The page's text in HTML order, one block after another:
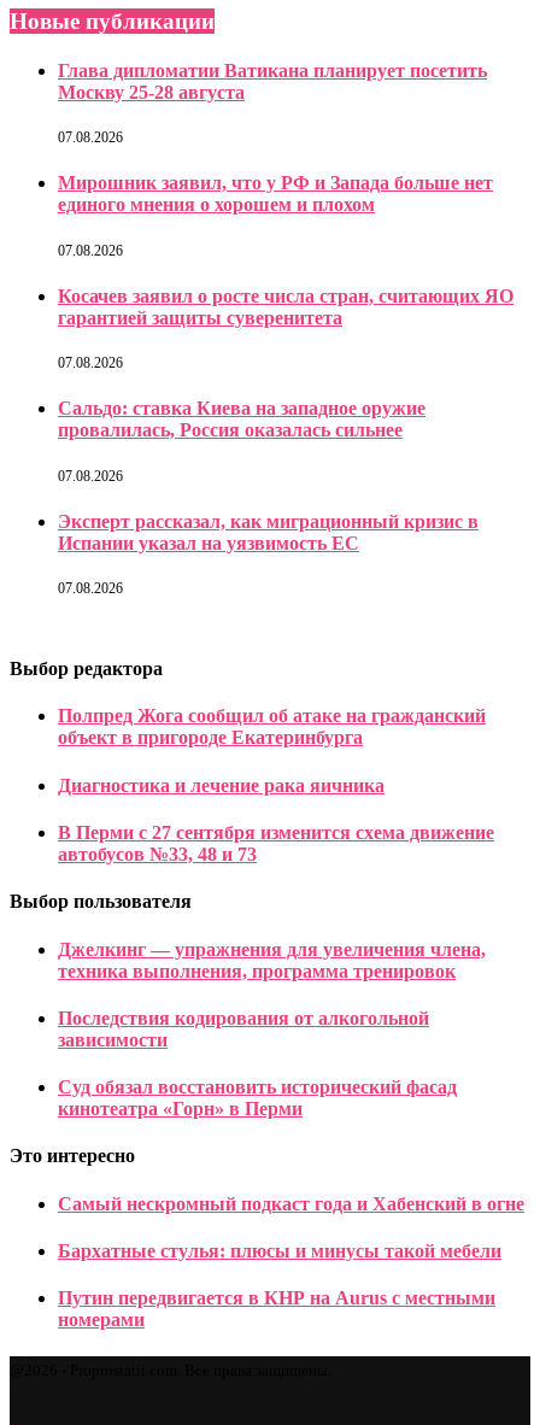
Новые публикации
Глава дипломатии Ватикана планирует посетить
Москву 25-28 августа
07.08.2026
Мирошник заявил, что у РФ и Запада больше нет
единого мнения о хорошем и плохом
07.08.2026
Косачев заявил о росте числа стран, считающих ЯО
гарантией защиты суверенитета
07.08.2026
Сальдо: ставка Киева на западное оружие
провалилась, Россия оказалась сильнее
07.08.2026
Эксперт рассказал, как миграционный кризис в
Испании указал на уязвимость ЕС
07.08.2026
Выбор редактора
Полпред Жога сообщил об атаке на гражданский
объект в пригороде Екатеринбурга
Диагностика и лечение рака яичника
В Перми с 27 сентября изменится схема движение
автобусов №33, 48 и 73
Выбор пользователя
Джелкинг — упражнения для увеличения члена,
техника выполнения, программа тренировок
Последствия кодирования от алкогольной
зависимости
Суд обязал восстановить исторический фасад
кинотеатра «Горн» в Перми
Это интересно
Самый нескромный подкаст года и Хабенский в огне
Бархатные стулья: плюсы и минусы такой мебели
Путин передвигается в КНР на Aurus с местными
номерами